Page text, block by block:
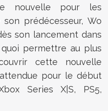
nouvelle pour les
prédécesseur, Wo
son lancement dans
permettre au plus
cette nouvelle
pour le début
Series X|S, PS5,